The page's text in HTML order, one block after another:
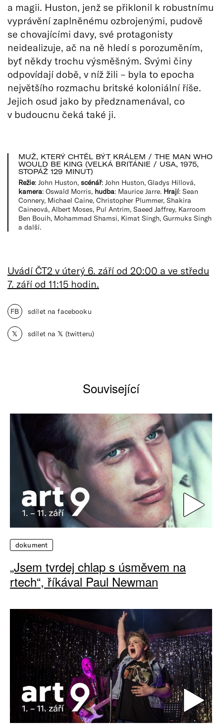
a magii. Huston, jenž se přiklonil k robustnímu
vyprávění zaplněnému ozbrojenými, pudově
se chovajícími davy, své protagonisty
neidealizuje, ač na ně hledí s porozuměním,
byť někdy trochu výsměšným. Svými činy
odpovídají době, v níž žili – byla to epocha
největšího rozmachu britské koloniální říše.
Jejich osud jako by předznamenával, co
v budoucnu čeká také ji.
MUŽ, KTERÝ CHTĚL BÝT KRÁLEM / THE MAN WHO
WOULD BE KING (VELKÁ BRITÁNIE / USA, 1975,
STOPÁŽ 129 MINUT)
Režie: John Huston, scénář: John Huston, Gladys Hillová,
kamera: Oswald Morris, hudba: Maurice Jarre. Hrají: Sean
Connery, Michael Caine, Christopher Plummer, Shakira
Caineová, Albert Moses, Pul Antrim, Saeed Jaffrey, Karroom
Ben Bouih, Mohammad Shamsi, Kimat Singh, Gurmuks Singh
a další.
Uvádí ČT2 v úterý 6. září od 20:00 a ve středu
7. září od 11:15 hodin.
FB sdílet na facebooku
𝕏 sdílet na 𝕏 (twitteru)
Související
dokument
„Jsem tvrdej chlap s úsměvem na
rtech“, říkával Paul Newman